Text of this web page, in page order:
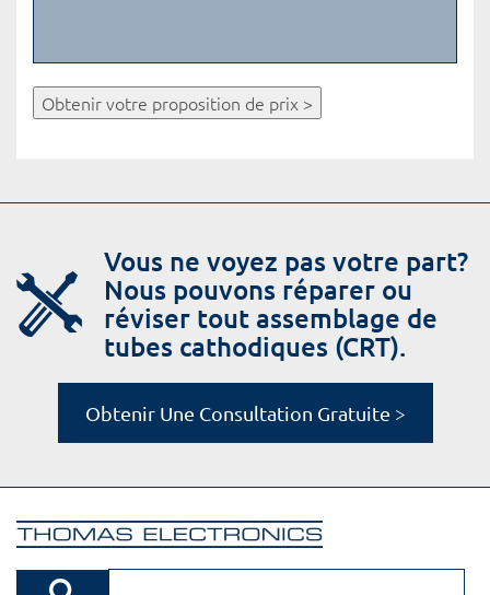
Obtenir votre proposition de prix >
Vous ne voyez pas votre part?
Nous pouvons réparer ou
réviser tout assemblage de
tubes cathodiques (CRT).
Obtenir Une Consultation Gratuite >